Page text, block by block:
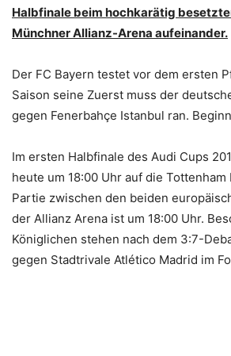
Halbfinale beim hochkarätig
Münchner Allianz-Arena aufeinander.
Der FC Bayern testet vor dem ersten
Saison seine Zuerst muss der
gegen Fenerbahçe Istanbul ran.
Im ersten Halbfinale des Audi Cups
heute um 18:00 Uhr auf die
Partie zwischen den beiden
der Allianz Arena ist um 18:00 Uhr.
Königlichen stehen nach dem 3:7-
gegen Stadtrivale Atlético Madrid im